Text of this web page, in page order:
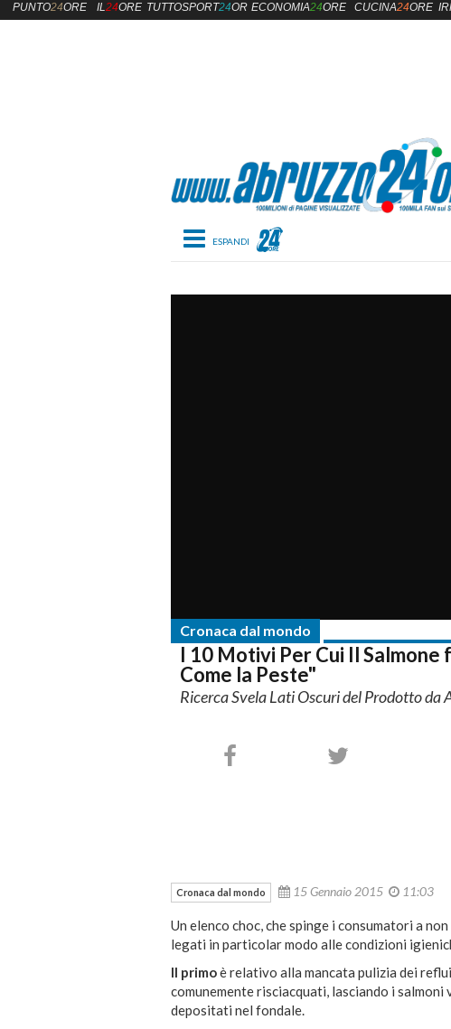
Toggle navigation
Cronaca dal mondo
I 10 Motivi Per Cui Il
Come la Peste"
Ricerca Svela Lati Oscuri del Prodotto da
Cronaca dal mondo 15 Gennaio 2015 11:03
Un elenco choc, che spinge i consumatori a
legati in particolar modo alle condizioni
Il primoè relativo alla mancata pulizia dei
comunemente risciacquati, lasciando i
depositati nel fondale.
PUNTO24ORE IL24ORE TUTTOSPORT24OREECONOMIA24ORE CUCINA24ORE